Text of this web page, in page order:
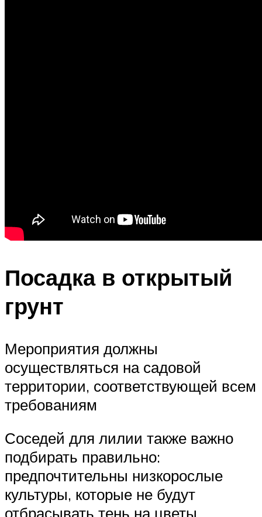
Посадка в открытый
грунт
Мероприятия должны
осуществляться на садовой
территории, соответствующей всем
требованиям
Соседей для лилии также важно
подбирать правильно:
предпочтительны низкорослые
культуры, которые не будут
отбрасывать тень на цветы